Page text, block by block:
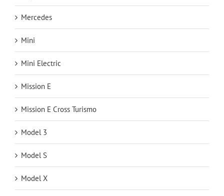
Mercedes
Mini
Mini Electric
Mission E
Mission E Cross Turismo
Model 3
Model S
Model X